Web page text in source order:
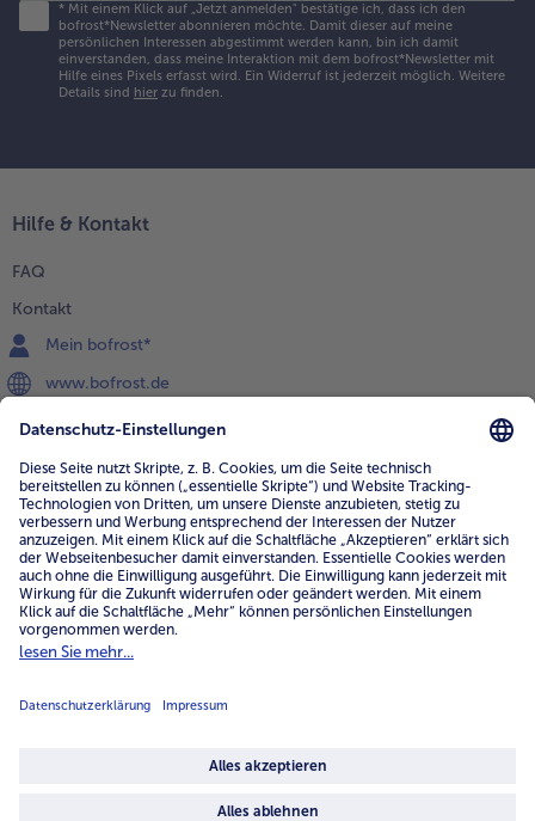
* Mit einem Klick auf „Jetzt anmelden" bestätige ich, dass ich den
bofrost*Newsletter abonnieren möchte. Damit dieser auf meine
persönlichen Interessen abgestimmt werden kann, bin ich damit
einverstanden, dass meine Interaktion mit dem bofrost*Newsletter mit
Hilfe eines Pixels erfasst wird. Ein Widerruf ist jederzeit möglich. Weitere
Details sind hier zu finden.
Hilfe & Kontakt
FAQ
Kontakt
Mein bofrost*
www.bofrost.de
service@bofrost.de
0800 - 000 19 18
Mo.-Fr.: 7-21 Uhr Sa: 8-16 Uhr
Service
Unternehmen